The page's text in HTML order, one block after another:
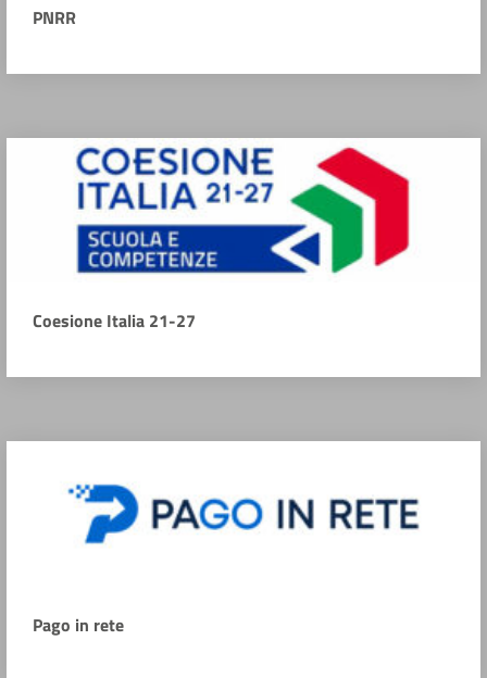
PNRR
Coesione Italia 21-27
Pago in rete